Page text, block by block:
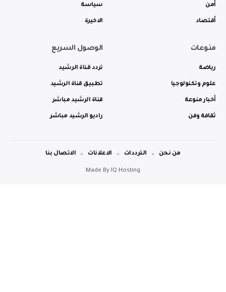
سياسة
الاخيرة
وتكنولوجيا
منوعة
وفن
الوصول السريع
تردد قناة الرشيد
تطبيق قناة الرشيد
قناة الرشيد مباشر
راديو الرشيد مباشر
Made ByIQ Hosting
من نحن الترددات الاعلانات الاتصال بنا